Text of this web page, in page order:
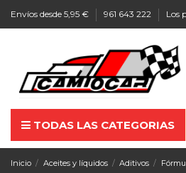
Envíos desde 5,95 € 961 643 222 Los
TODAS LAS CATEGORIAS
Inicio Aceites y líquidos Aditivos